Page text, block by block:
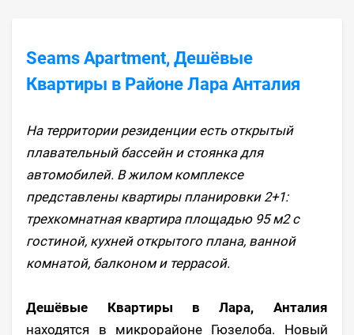
Seams Apartment, Дешёвые
Квартиры в Районе Лара Анталия
На территории резиденции есть открытый
плавательный бассейн и стоянка для
автомобилей. В жилом комплексе
представлены квартиры планировки 2+1:
трехкомнатная квартира площадью 95 м2 с
гостиной, кухней открытого плана, ванной
комнатой, балконом и террасой.
Дешёвые Квартиры в Лара, Анталия
находятся в микрорайоне Гюзелоба. Новый